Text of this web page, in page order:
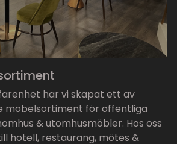
har vi skapat ett av
möbelsortiment för offentliga
& utomhusmöbler. Hos oss
hotell, restaurang, mötes &